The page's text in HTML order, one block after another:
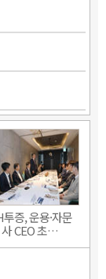
증, 운용·자문
사 CEO 초…